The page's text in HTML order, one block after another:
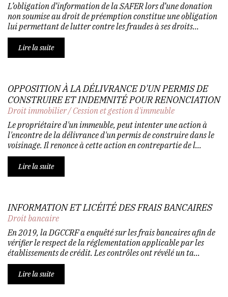
L’obligation d’information de la SAFER lors d’une donation
non soumise au droit de préemption constitue une obligation
lui permettant de lutter contre les fraudes à ses droits...
Lire la suite
OPPOSITION À LA DÉLIVRANCE D'UN PERMIS DE
CONSTRUIRE ET INDEMNITÉ POUR RENONCIATION
Droit immobilier/Cession et gestion d'immeuble
Le propriétaire d'un immeuble, peut intenter une action à
l'encontre de la délivrance d'un permis de construire dans le
voisinage. Il renonce à cette action en contrepartie de l...
Lire la suite
INFORMATION ET LICÉITÉ DES FRAIS BANCAIRES
Droit bancaire
En 2019, la DGCCRF a enquêté sur les frais bancaires afin de
vérifier le respect de la réglementation applicable par les
établissements de crédit. Les contrôles ont révélé un ta...
Lire la suite